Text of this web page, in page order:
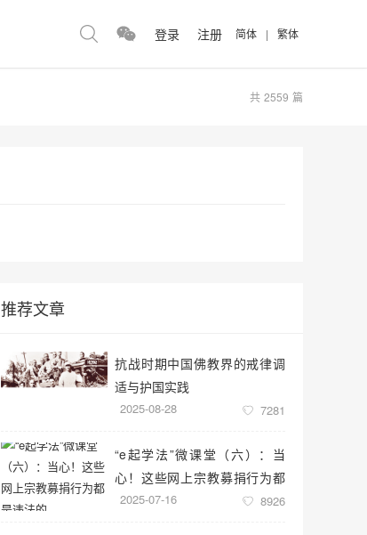
登录 注册 简体 | 繁体
共 2559 篇
推荐文章
抗战时期中国佛教界的戒律调
适与护国实践
2025-08-28 7281
“e起学法”微课堂（六）：当
心！这些网上宗教募捐行为都
是违法的
2025-07-16 8926